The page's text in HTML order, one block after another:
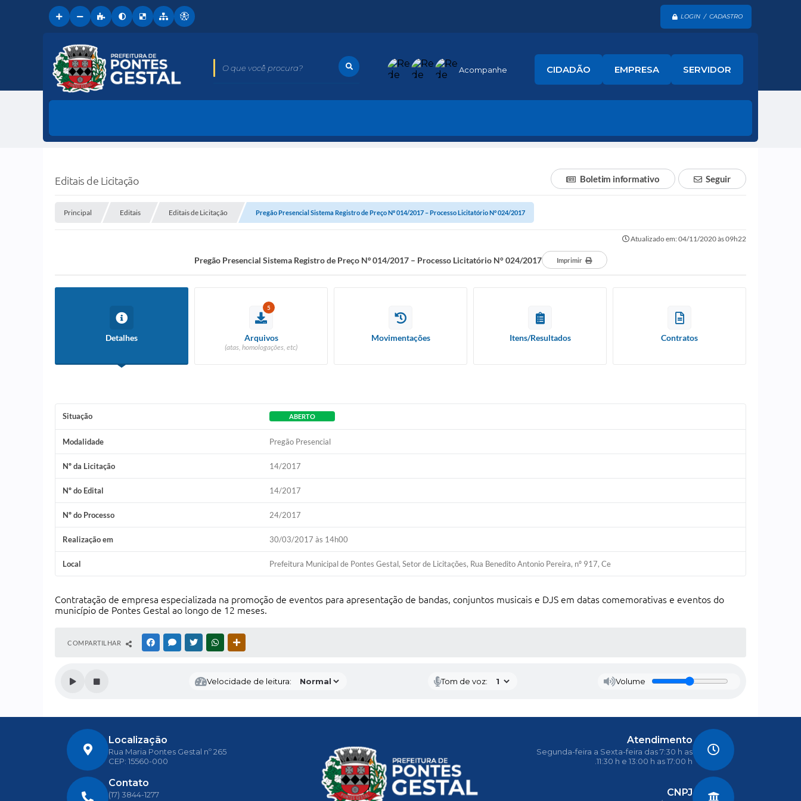
LOGIN / CADASTRO
O que você procura? Acompanhe CIDADÃO EMPRESA SERVIDOR
Editais de Licitação Seguir
Boletim informativo
Principal Editais Editais de Licitação Pregão Presencial Sistema Registro de Preço Nº 014/2017 – Processo Licitatório N° 024/2017
Atualizado em: 04/11/2020 às 09h22
Pregão Presencial Sistema Registro de Preço Nº 014/2017 – Processo Licitatório N° 024/2017 Imprimir
Detalhes
5
Arquivos
(atas, homologações, etc)
Movimentações Itens/Resultados Contratos
Situação ABERTO
Modalidade Pregão Presencial
Nº da Licitação 14/2017
Nº do Edital 14/2017
Nº do Processo 24/2017
Realização em 30/03/2017 às 14h00
Local Prefeitura Municipal de Pontes Gestal, Setor de Licitações, Rua Benedito Antonio Pereira, nº 917, Ce
Contratação de empresa especializada na promoção de eventos para apresentação de bandas, conjuntos musicais e DJS em datas comemorativas e eventos do
município de Pontes Gestal ao longo de 12 meses.
COMPARTILHAR FACEBOOKMESSENGER
TWITTERWHATSAPP
Velocidade de leitura: Tom de voz: Volume
Localização
Rua Maria Pontes Gestal nº 265
CEP: 15560-000
Contato
(17) 3844-1277
Atendimento
Segunda-feira a Sexta-feira das 7:30 h as
11:30 h e 13:00 h as 17:00 h.
CNPJ